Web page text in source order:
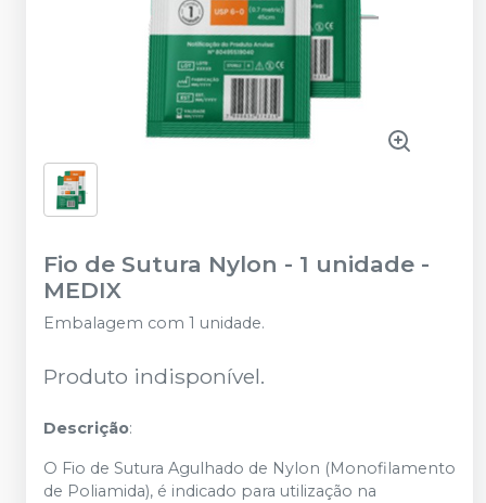
Fio de Sutura Nylon - 1 unidade -
MEDIX
Embalagem com 1 unidade.
Produto indisponível.
Descrição:
O Fio de Sutura Agulhado de Nylon (Monofilamento
de Poliamida), é indicado para utilização na